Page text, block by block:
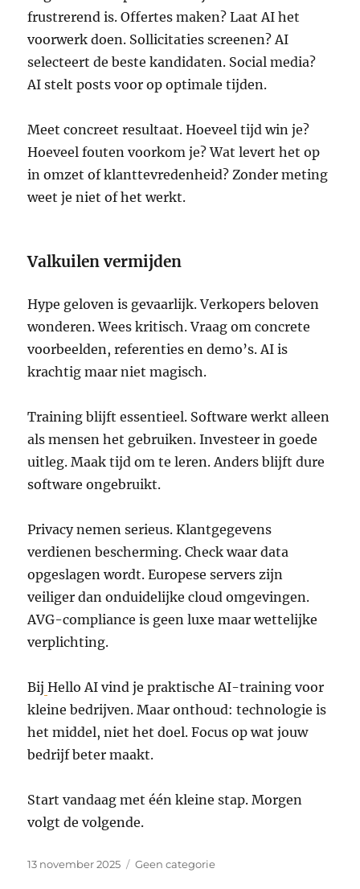
frustrerend is. Offertes maken? Laat AI het
voorwerk doen. Sollicitaties screenen? AI
selecteert de beste kandidaten. Social media?
AI stelt posts voor op optimale tijden.
Meet concreet resultaat. Hoeveel tijd win je?
Hoeveel fouten voorkom je? Wat levert het op
in omzet of klanttevredenheid? Zonder meting
weet je niet of het werkt.
Valkuilen vermijden
Hype geloven is gevaarlijk. Verkopers beloven
wonderen. Wees kritisch. Vraag om concrete
voorbeelden, referenties en demo’s. AI is
krachtig maar niet magisch.
Training blijft essentieel. Software werkt alleen
als mensen het gebruiken. Investeer in goede
uitleg. Maak tijd om te leren. Anders blijft dure
software ongebruikt.
Privacy nemen serieus. Klantgegevens
verdienen bescherming. Check waar data
opgeslagen wordt. Europese servers zijn
veiliger dan onduidelijke cloud omgevingen.
AVG-compliance is geen luxe maar wettelijke
verplichting.
Bij Hello AI vind je praktische AI-training voor
kleine bedrijven. Maar onthoud: technologie is
het middel, niet het doel. Focus op wat jouw
bedrijf beter maakt.
Start vandaag met één kleine stap. Morgen
volgt de volgende.
Geplaatst
13 november 2025 Categorieën
Geen categorie